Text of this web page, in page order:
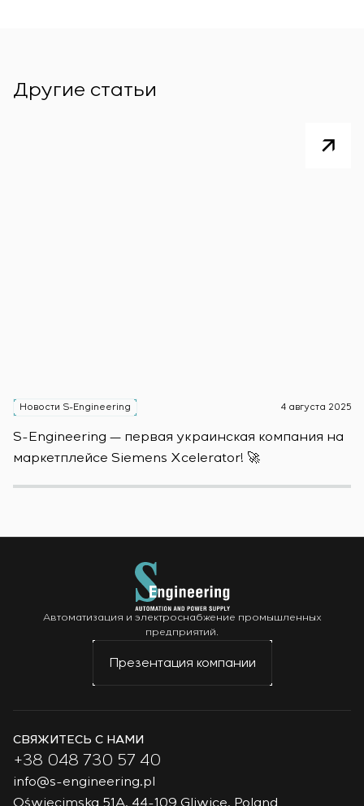
Другие статьи
Новости S-Engineering 4 августа 2025
S-Engineering — первая украинская компания на
маркетплейсе Siemens Xcelerator! 🚀
Автоматизация и электроснабжение промышленных
предприятий.
Презентация компании
СВЯЖИТЕСЬ С НАМИ
+38 048 730 57 40
info@s-engineering.pl